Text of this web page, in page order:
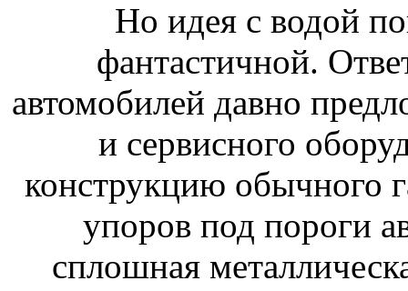
Но идея с водой
фантастичной.
автомобилей давно
и сервисного
конструкцию обычного
упоров под пороги
сплошная